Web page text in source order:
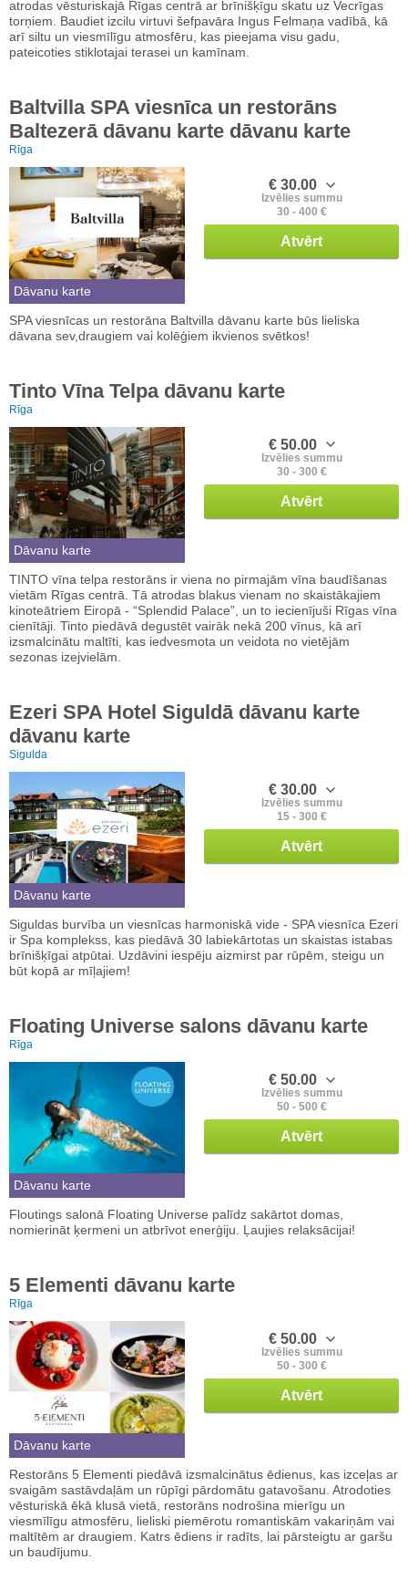
atrodas vēsturiskajā Rīgas centrā ar brīnišķīgu skatu uz Vecrīgas
torņiem. Baudiet izcilu virtuvi šefpavāra Ingus Felmaņa vadībā, kā
arī siltu un viesmīlīgu atmosfēru, kas pieejama visu gadu,
pateicoties stiklotajai terasei un kamīnam.
Baltvilla SPA viesnīca un restorāns
Baltezerā dāvanu karte dāvanu karte
Rīga
Dāvanu karte
€ 30.00
Izvēlies summu
30 - 400 €
Atvērt
SPA viesnīcas un restorāna Baltvilla dāvanu karte būs lieliska
dāvana sev,draugiem vai kolēģiem ikvienos svētkos!
Tinto Vīna Telpa dāvanu karte
Rīga
Dāvanu karte
€ 50.00
Izvēlies summu
30 - 300 €
Atvērt
TINTO vīna telpa restorāns ir viena no pirmajām vīna baudīšanas
vietām Rīgas centrā. Tā atrodas blakus vienam no skaistākajiem
kinoteātriem Eiropā - “Splendid Palace”, un to iecienījuši Rīgas vīna
cienītāji. Tinto piedāvā degustēt vairāk nekā 200 vīnus, kā arī
izsmalcinātu maltīti, kas iedvesmota un veidota no vietējām
sezonas izejvielām.
Ezeri SPA Hotel Siguldā dāvanu karte
dāvanu karte
Sigulda
Dāvanu karte
€ 30.00
Izvēlies summu
15 - 300 €
Atvērt
Siguldas burvība un viesnīcas harmoniskā vide - SPA viesnīca Ezeri
ir Spa komplekss, kas piedāvā 30 labiekārtotas un skaistas istabas
brīnišķīgai atpūtai. Uzdāvini iespēju aizmirst par rūpēm, steigu un
būt kopā ar mīļajiem!
Floating Universe salons dāvanu karte
Rīga
Dāvanu karte
€ 50.00
Izvēlies summu
50 - 500 €
Atvērt
Floutings salonā Floating Universe palīdz sakārtot domas,
nomierināt ķermeni un atbrīvot enerģiju. Ļaujies relaksācijai!
5 Elementi dāvanu karte
Rīga
Dāvanu karte
€ 50.00
Izvēlies summu
50 - 300 €
Atvērt
Restorāns 5 Elementi piedāvā izsmalcinātus ēdienus, kas izceļas ar
svaigām sastāvdaļām un rūpīgi pārdomātu gatavošanu. Atrodoties
vēsturiskā ēkā klusā vietā, restorāns nodrošina mierīgu un
viesmīlīgu atmosfēru, lieliski piemērotu romantiskām vakariņām vai
maltītēm ar draugiem. Katrs ēdiens ir radīts, lai pārsteigtu ar garšu
un baudījumu.